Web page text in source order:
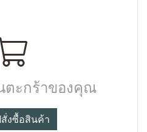
ตะกร้าของคุณ
งซื้อสินค้า